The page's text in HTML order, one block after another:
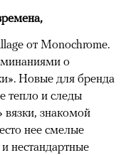
от Monochrome.
о
Новые для бренда
тепло и следы
вязки, знакомой
нее смелые
нестандартные